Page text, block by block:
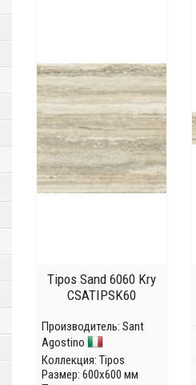
Tipos Sand 6060 Kry
CSATIPSK60
Производитель: Sant
Agostino
Коллекция: Tipos
Размер: 600x600 мм